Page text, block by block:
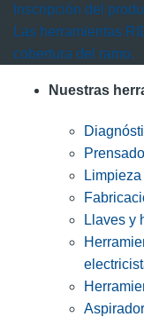
Inscripción del
Las herramientas
cobertura del ramo.
Nuestras
Prensado
Llaves y